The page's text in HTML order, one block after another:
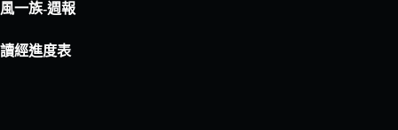
風一族-週報
讀經進度表